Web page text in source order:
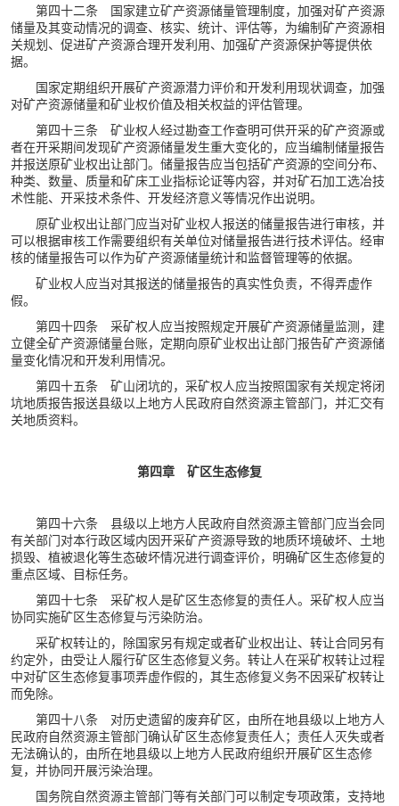
第四十二条 国家建立矿产资源储量管理制度，加强对矿产资源
储量及其变动情况的调查、核实、统计、评估等，为编制矿产资源相
关规划、促进矿产资源合理开发利用、加强矿产资源保护等提供依
据。
国家定期组织开展矿产资源潜力评价和开发利用现状调查，加强
对矿产资源储量和矿业权价值及相关权益的评估管理。
第四十三条 矿业权人经过勘查工作查明可供开采的矿产资源或
者在开采期间发现矿产资源储量发生重大变化的，应当编制储量报告
并报送原矿业权出让部门。储量报告应当包括矿产资源的空间分布、
种类、数量、质量和矿床工业指标论证等内容，并对矿石加工选冶技
术性能、开采技术条件、开发经济意义等情况作出说明。
原矿业权出让部门应当对矿业权人报送的储量报告进行审核，并
可以根据审核工作需要组织有关单位对储量报告进行技术评估。经审
核的储量报告可以作为矿产资源储量统计和监督管理等的依据。
矿业权人应当对其报送的储量报告的真实性负责，不得弄虚作
假。
第四十四条 采矿权人应当按照规定开展矿产资源储量监测，建
立健全矿产资源储量台账，定期向原矿业权出让部门报告矿产资源储
量变化情况和开发利用情况。
第四十五条 矿山闭坑的，采矿权人应当按照国家有关规定将闭
坑地质报告报送县级以上地方人民政府自然资源主管部门，并汇交有
关地质资料。
第四章 矿区生态修复
第四十六条 县级以上地方人民政府自然资源主管部门应当会同
有关部门对本行政区域内因开采矿产资源导致的地质环境破坏、土地
损毁、植被退化等生态破坏情况进行调查评价，明确矿区生态修复的
重点区域、目标任务。
第四十七条 采矿权人是矿区生态修复的责任人。采矿权人应当
协同实施矿区生态修复与污染防治。
采矿权转让的，除国家另有规定或者矿业权出让、转让合同另有
约定外，由受让人履行矿区生态修复义务。转让人在采矿权转让过程
中对矿区生态修复事项弄虚作假的，其生态修复义务不因采矿权转让
而免除。
第四十八条 对历史遗留的废弃矿区，由所在地县级以上地方人
民政府自然资源主管部门确认矿区生态修复责任人；责任人灭失或者
无法确认的，由所在地县级以上地方人民政府组织开展矿区生态修
复，并协同开展污染治理。
国务院自然资源主管部门等有关部门可以制定专项政策，支持地